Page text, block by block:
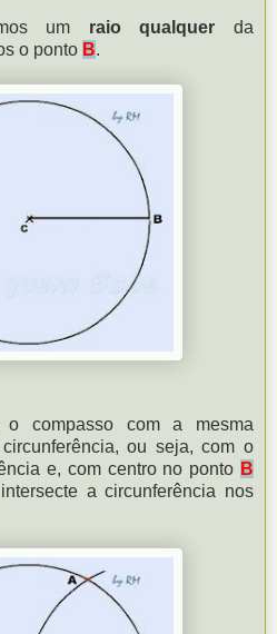
um raio qualquer da
o ponto B.
o compasso com a mesma
ou seja, com o
e, com centro no ponto B
a circunferência nos